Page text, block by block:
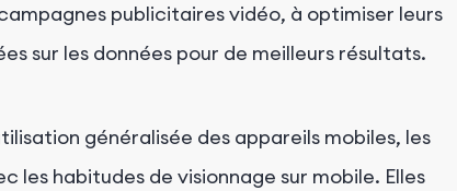
publicitaires vidéo, à optimiser leurs
sur les données pour de meilleurs résultats.
généralisée des appareils mobiles, les
habitudes de visionnage sur mobile. Elles